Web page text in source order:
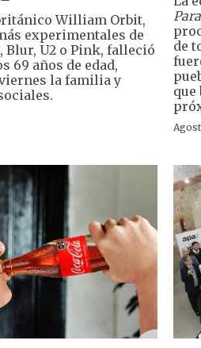
William Orbit,
experimentales de
Blur, U2 o Pink, falleció
69 años de edad,
la familia y
de
que